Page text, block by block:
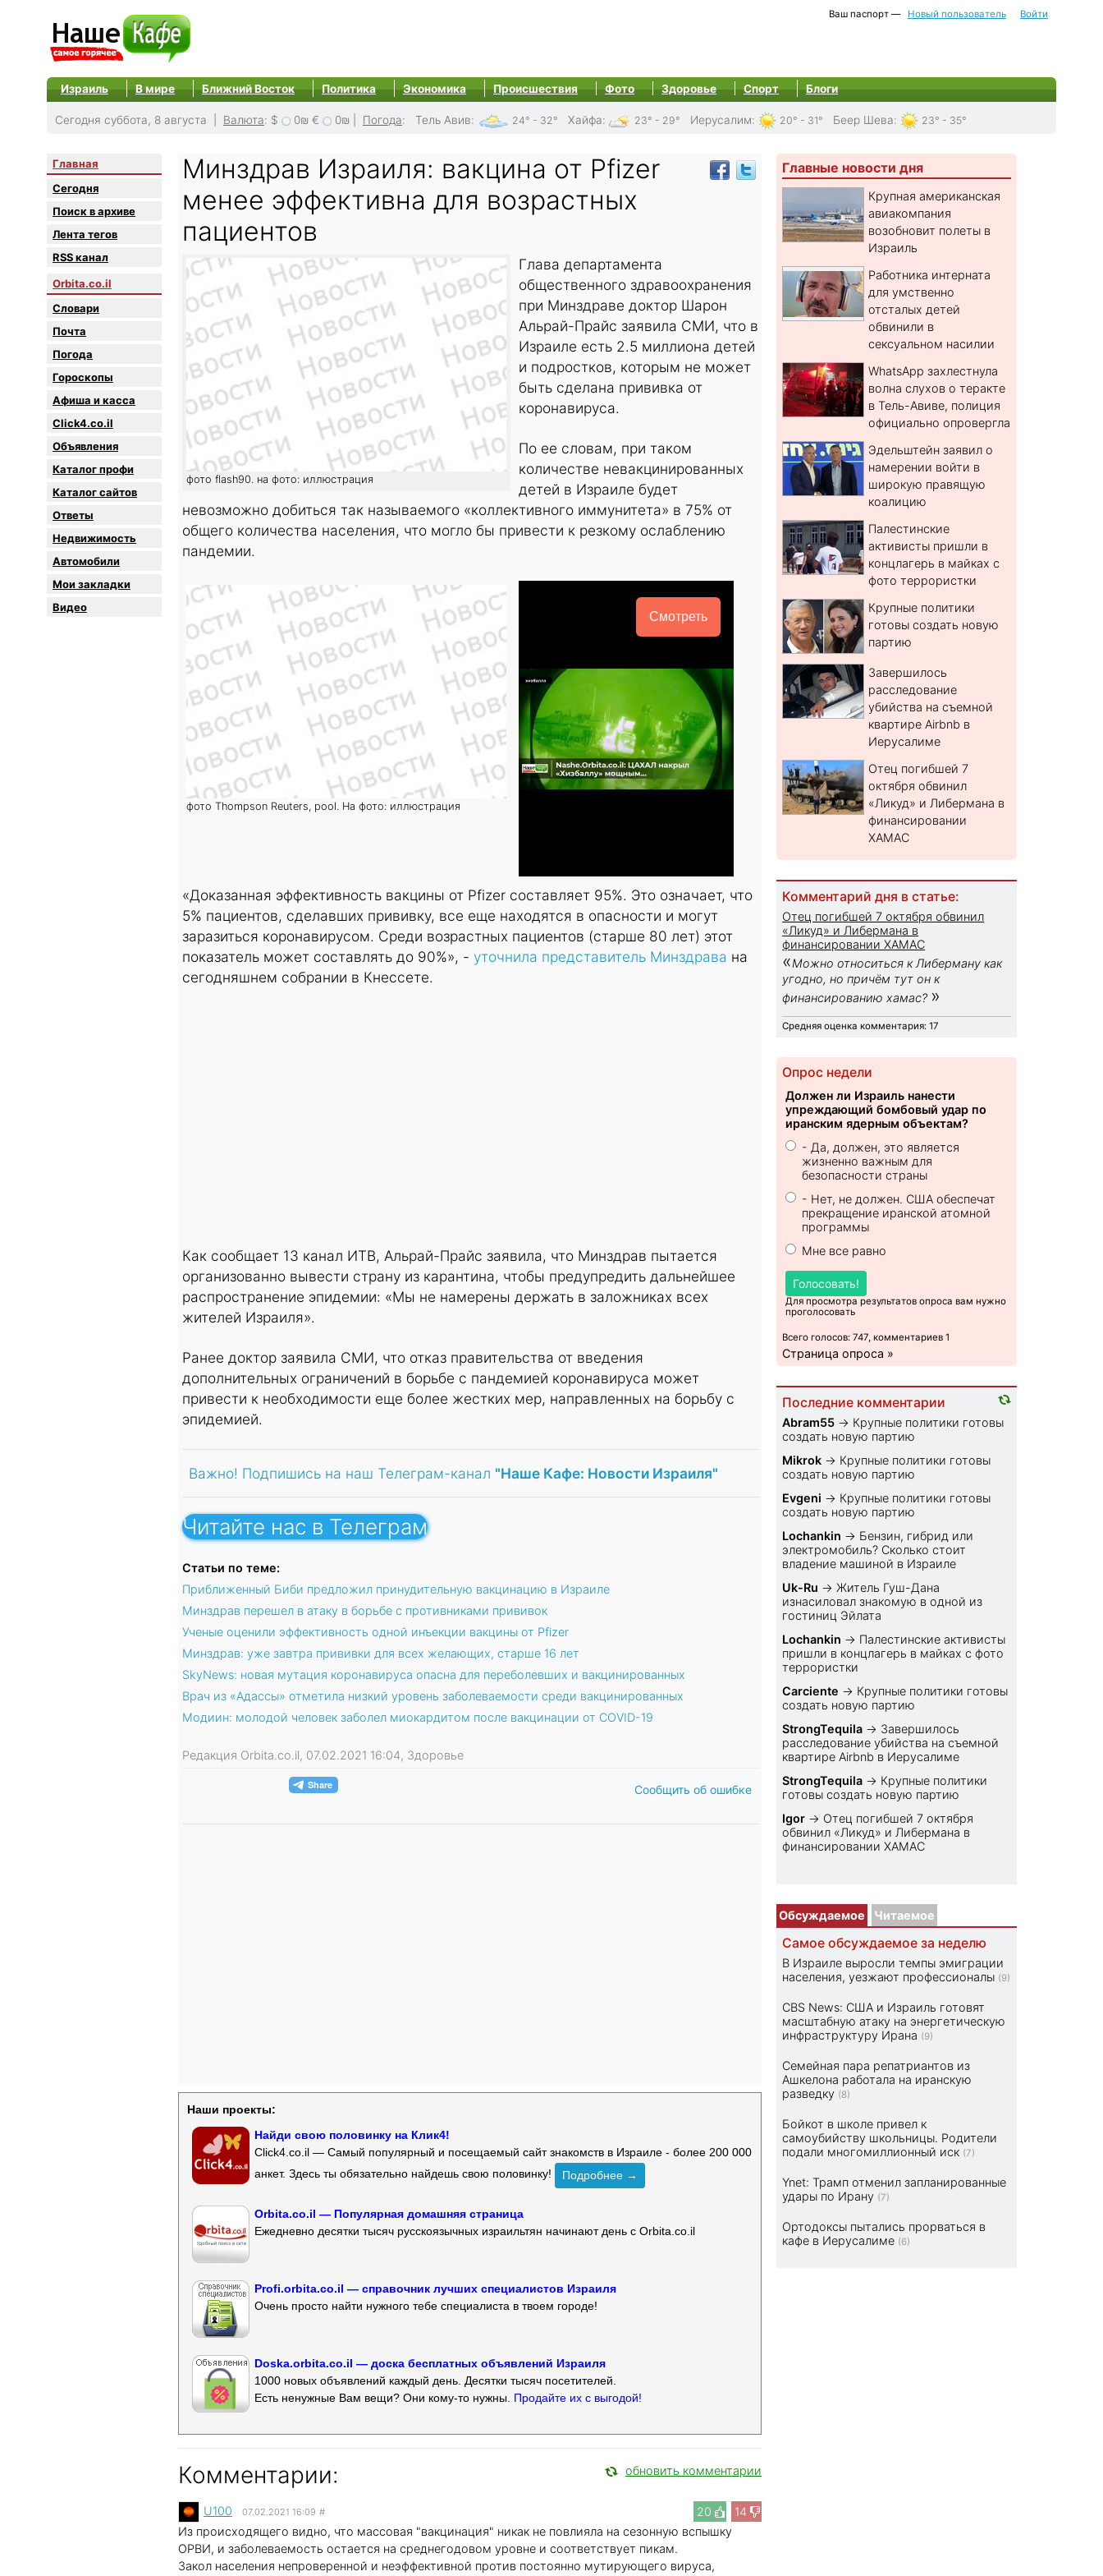
Ваш паспорт — Новый пользователь Войти
Израиль В мире Ближний Восток Политика Экономика Происшествия Фото Здоровье Спорт Блоги
Сегодня суббота, 8 августа | Валюта: $ 0₪ € 0₪ Погода: Тель Авив: 24° - 32° Хайфа: 23° - 29° Иерусалим: 20° - 31° Беер Шева: 23° - 35°
Главная
Сегодня
Поиск в архиве
Лента тегов
RSS канал
Orbita.co.il
Словари
Почта
Погода
Гороскопы
Афиша и касса
Click4.co.il
Объявления
Каталог профи
Каталог сайтов
Oтветы
Недвижимость
Автомобили
Мои закладки
Видео
Минздрав Израиля: вакцина от Pfizer
менее эффективна для возрастных
пациентов
фото flash90. на фото: иллюстрация
Глава департамента
общественного здравоохранения
при Минздраве доктор Шарон
Альрай-Прайс заявила СМИ, что в
Израиле есть 2.5 миллиона детей
и подростков, которым не может
быть сделана прививка от
коронавируса.
По ее словам, при таком
количестве невакцинированных
детей в Израиле будет
невозможно добиться так называемого «коллективного иммунитета» в 75% от
общего количества населения, что могло бы привести к резкому ослаблению
пандемии.
фото Thompson Reuters, pool. На фото: иллюстрация
Смотреть
«Доказанная эффективность вакцины от Pfizer составляет 95%. Это означает, что
5% пациентов, сделавших прививку, все еще находятся в опасности и могут
заразиться коронавирусом. Среди возрастных пациентов (старше 80 лет) этот
показатель может составлять до 90%», - уточнила представитель Минздрава на
сегодняшнем собрании в Кнессете.
Как сообщает 13 канал ИТВ, Альрай-Прайс заявила, что Минздрав пытается
организованно вывести страну из карантина, чтобы предупредить дальнейшее
распространение эпидемии: «Мы не намерены держать в заложниках всех
жителей Израиля».
Ранее доктор заявила СМИ, что отказ правительства от введения
дополнительных ограничений в борьбе с пандемией коронавируса может
привести к необходимости еще более жестких мер, направленных на борьбу с
эпидемией.
Важно! Подпишись на наш Телеграм-канал "Наше Кафе: Новости Израиля"
Читайте нас в Телеграм
Статьи по теме:
Приближенный Биби предложил принудительную вакцинацию в Израиле
Минздрав перешел в атаку в борьбе с противниками прививок
Ученые оценили эффективность одной инъекции вакцины от Pfizer
Минздрав: уже завтра прививки для всех желающих, старше 16 лет
SkyNews: новая мутация коронавируса опасна для переболевших и вакцинированных
Врач из «Адассы» отметила низкий уровень заболеваемости среди вакцинированных
Модиин: молодой человек заболел миокардитом после вакцинации от COVID-19
Редакция Orbita.co.il, 07.02.2021 16:04, Здоровье
Сообщить об ошибке
Наши проекты:
Найди свою половинку на Клик4!
Click4.co.il — Самый популярный и посещаемый сайт знакомств в Израиле - более 200 000
анкет. Здесь ты обязательно найдешь свою половинку!
Подробнее →
Orbita.co.il — Популярная домашняя страница
Ежедневно десятки тысяч русскоязычных израильтян начинают день с Orbita.co.il
Profi.orbita.co.il — справочник лучших специалистов Израиля
Очень просто найти нужного тебе специалиста в твоем городе!
Doska.orbita.co.il — доска бесплатных объявлений Израиля
1000 новых объявлений каждый день. Десятки тысяч посетителей.
Есть ненужные Вам вещи? Они кому-то нужны. Продайте их с выгодой!
Комментарии: обновить комментарии
20 14
U100 07.02.2021 16:09 #
Из происходящего видно, что массовая "вакцинация" никак не повлияла на сезонную вспышку
ОРВИ, и заболеваемость остается на среднегодовом уровне и соответствует пикам.
Закол населения непроверенной и неэффективной против постоянно мутирующего вируса,
Главные новости дня
Крупная американская
авиакомпания
возобновит полеты в
Израиль
Работника интерната
для умственно
отсталых детей
обвинили в
сексуальном насилии
WhatsApp захлестнула
волна слухов о теракте
в Тель-Авиве, полиция
официально опровергла
Эдельштейн заявил о
намерении войти в
широкую правящую
коалицию
Палестинские
активисты пришли в
концлагерь в майках с
фото террористки
Крупные политики
готовы создать новую
партию
Завершилось
расследование
убийства на съемной
квартире Airbnb в
Иерусалиме
Отец погибшей 7
октября обвинил
«Ликуд» и Либермана в
финансировании
ХАМАС
Комментарий дня в статье:
Отец погибшей 7 октября обвинил
«Ликуд» и Либермана в
финансировании ХАМАС
«Можно относиться к Либерману как
угодно, но причём тут он к
финансированию хамас? »
Средняя оценка комментария: 17
Опрос недели
Должен ли Израиль нанести
упреждающий бомбовый удар по
иранским ядерным объектам?
- Да, должен, это является
жизненно важным для
безопасности страны
- Нет, не должен. США обеспечат
прекращение иранской атомной
программы
Мне все равно
Голосовать!
Для просмотра результатов опроса вам нужно
проголосовать
Всего голосов: 747, комментариев 1
Страница опроса »
Последние комментарии
Abram55 → Крупные политики готовы
создать новую партию
Mikrok → Крупные политики готовы
создать новую партию
Evgeni → Крупные политики готовы
создать новую партию
Lochankin → Бензин, гибрид или
электромобиль? Cколько стоит
владение машиной в Израиле
Uk-Ru → Житель Гуш-Дана
изнасиловал знакомую в одной из
гостиниц Эйлата
Lochankin → Палестинские активисты
пришли в концлагерь в майках с фото
террористки
Carciente → Крупные политики готовы
создать новую партию
StrongTequila → Завершилось
расследование убийства на съемной
квартире Airbnb в Иерусалиме
StrongTequila → Крупные политики
готовы создать новую партию
Igor → Отец погибшей 7 октября
обвинил «Ликуд» и Либермана в
финансировании ХАМАС
Обсуждаемое Читаемое
Самое обсуждаемое за неделю
В Израиле выросли темпы эмиграции
населения, уезжают профессионалы (9)
CBS News: США и Израиль готовят
масштабную атаку на энергетическую
инфраструктуру Ирана (9)
Семейная пара репатриантов из
Ашкелона работала на иранскую
разведку (8)
Бойкот в школе привел к
самоубийству школьницы. Родители
подали многомиллионный иск (7)
Ynet: Трамп отменил запланированные
удары по Ирану (7)
Ортодоксы пытались прорваться в
кафе в Иерусалиме (6)